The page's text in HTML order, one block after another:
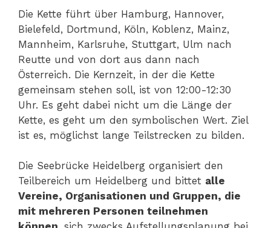
Die Kette führt über Hamburg, Hannover,
Bielefeld, Dortmund, Köln, Koblenz, Mainz,
Mannheim, Karlsruhe, Stuttgart, Ulm nach
Reutte und von dort aus dann nach
Österreich. Die Kernzeit, in der die Kette
gemeinsam stehen soll, ist von 12:00-12:30
Uhr. Es geht dabei nicht um die Länge der
Kette, es geht um den symbolischen Wert. Ziel
ist es, möglichst lange Teilstrecken zu bilden.
Die Seebrücke Heidelberg organisiert den
Teilbereich um Heidelberg und bittet alle
Vereine, Organisationen und Gruppen, die
mit mehreren Personen teilnehmen